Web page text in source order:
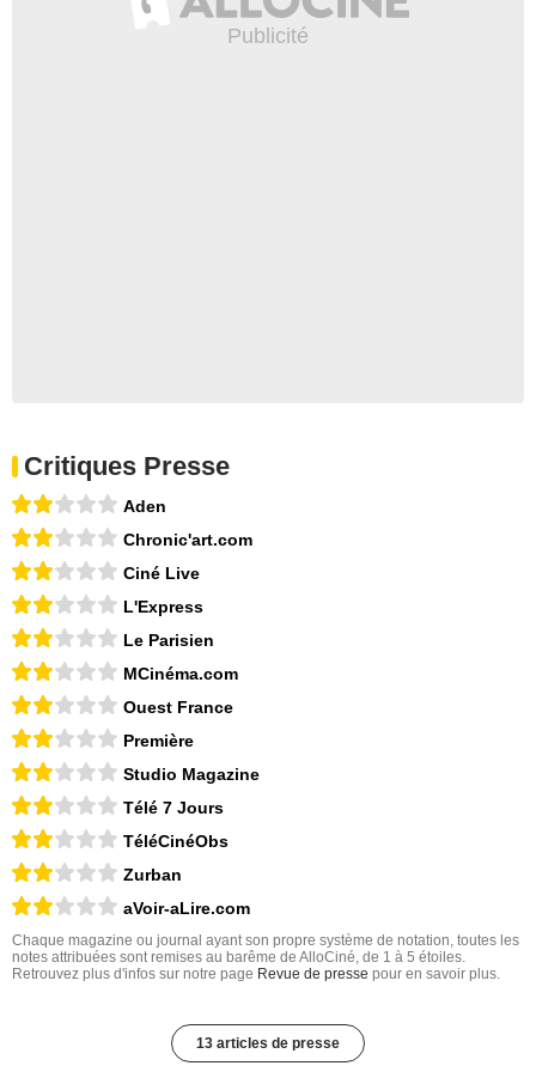
Critiques Presse
Aden
Chronic'art.com
Ciné Live
L'Express
Le Parisien
MCinéma.com
Ouest France
Première
Studio Magazine
Télé 7 Jours
TéléCinéObs
Zurban
aVoir-aLire.com
Chaque magazine ou journal ayant son propre système de notation, toutes les
notes attribuées sont remises au barême de AlloCiné, de 1 à 5 étoiles.
Retrouvez plus d'infos sur notre page Revue de presse pour en savoir plus.
13 articles de presse